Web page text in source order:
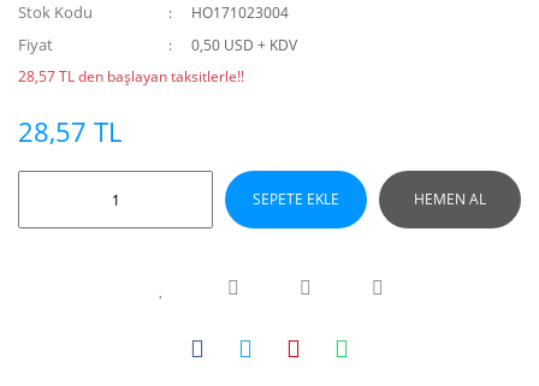
Stok Kodu HO171023004
Fiyat
0,50 USD + KDV
28,57 TL den başlayan taksitlerle!!
28,57 TL
SEPETE EKLE HEMEN AL